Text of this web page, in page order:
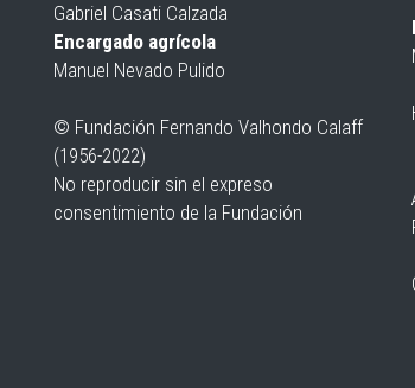
Gabriel Casati Calzada
Encargado agrícola
Manuel Nevado Pulido
© Fundación Fernando Valhondo Calaff
(1956-2022)
No reproducir sin el expreso
consentimiento de la Fundación